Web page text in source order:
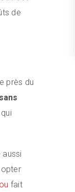
de
près du
aussi
opter
fait